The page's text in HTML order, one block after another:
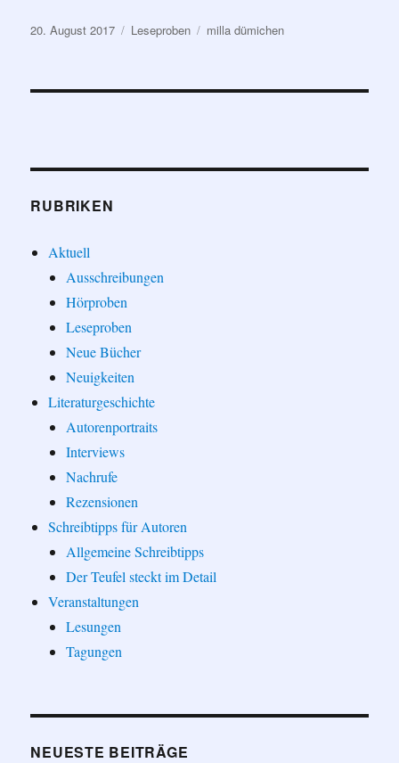
Veröffentlicht
20. August 2017 Kategorien
Leseproben Schlagwörter
milla dümichen
RUBRIKEN
Aktuell
Ausschreibungen
Hörproben
Leseproben
Neue Bücher
Neuigkeiten
Literaturgeschichte
Autorenportraits
Interviews
Nachrufe
Rezensionen
Schreibtipps für Autoren
Allgemeine Schreibtipps
Der Teufel steckt im Detail
Veranstaltungen
Lesungen
Tagungen
NEUESTE BEITRÄGE